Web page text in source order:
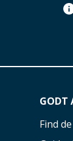
GODT
Find